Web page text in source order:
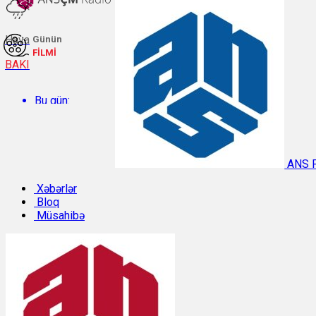
Hava
BAKI
Bu gün:
Temperatur: 29.3°C. Rütubət: 48%.
Sabah:
Günün
FİLMİ
ANS
Xəbərlər
Bloq
Müsahibə